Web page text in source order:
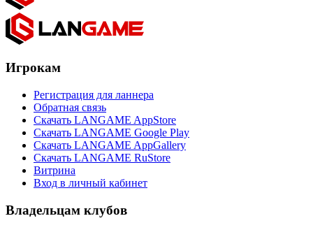
Игрокам
Регистрация для ланнера
Обратная связь
Скачать LANGAME AppStore
Скачать LANGAME Google Play
Скачать LANGAME AppGallery
Скачать LANGAME RuStore
Витрина
Вход в личный кабинет
Владельцам клубов